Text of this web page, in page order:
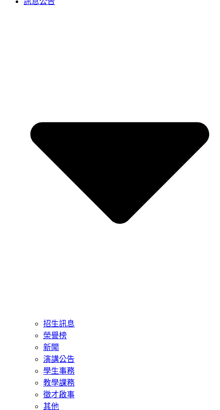
招生訊息
榮譽榜
新聞
演講公告
學生事務
教學課務
徵才啟事
其他